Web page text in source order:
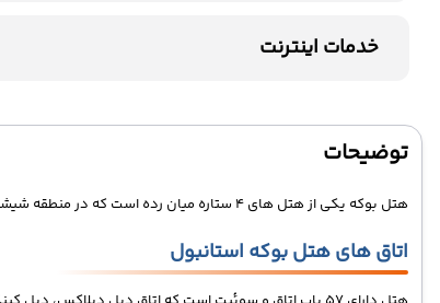
خدمات اینترنت
توضیحات
هتل بوکه یکی از هتل های 4 ستاره میان رده است که در منطقه شیشلی استانبول واقع شده است.این هتل در سال 2017 برای گردشگران
اتاق های هتل بوکه استانبول